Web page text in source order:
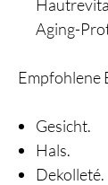
Aging-
Empfohlene
Gesicht.
Hals.
Dekolleté.